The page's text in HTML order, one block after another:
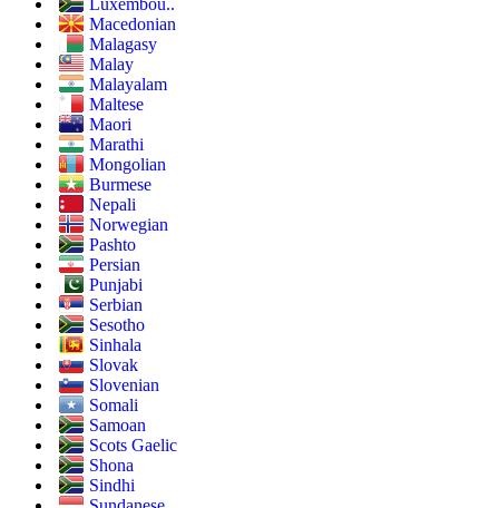
Luxembou..
Macedonian
Malagasy
Malay
Malayalam
Maltese
Maori
Marathi
Mongolian
Burmese
Nepali
Norwegian
Pashto
Persian
Punjabi
Serbian
Sesotho
Sinhala
Slovak
Slovenian
Somali
Samoan
Scots Gaelic
Shona
Sindhi